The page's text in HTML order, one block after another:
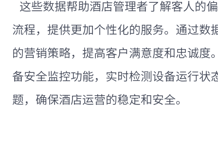
这些数据帮助酒店管理者了解客人的
流程，提供更加个性化的服务。通过数
的营销策略，提高客户满意度和忠诚度
备安全监控功能，实时检测设备运行状
题，确保酒店运营的稳定和安全。